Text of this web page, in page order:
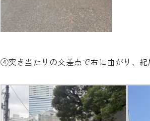
④突き当たりの交差点で右に曲がり、紀